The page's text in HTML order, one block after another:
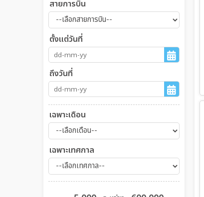
สายการบิน
ตั้งแต่วันที่
ถึงวันที่
เฉพาะเดือน
เฉพาะเทศกาล